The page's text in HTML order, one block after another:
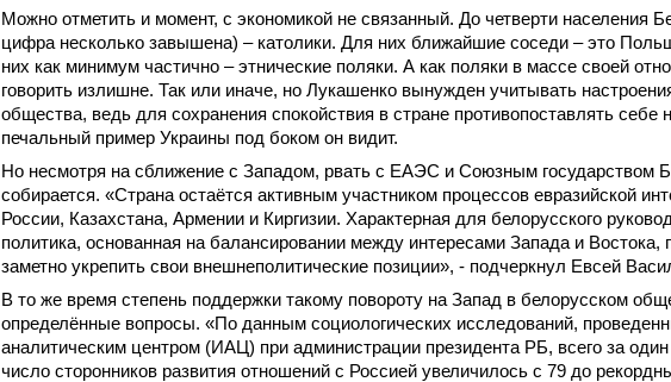
Можно отметить и момент, с экономикой не связанный. До четверти населения
цифра несколько завышена) – католики. Для них ближайшие соседи – это
них как минимум частично – этнические поляки. А как поляки в массе своей
говорить излишне. Так или иначе, но Лукашенко вынужден учитывать
общества, ведь для сохранения спокойствия в стране противопоставлять себе
печальный пример Украины под боком он видит.
Но несмотря на сближение с Западом, рвать с ЕАЭС и Союзным государством
собирается. «Страна остаётся активным участником процессов евразийской
России, Казахстана, Армении и Киргизии. Характерная для белорусского
политика, основанная на балансировании между интересами Запада и Востока,
заметно укрепить свои внешнеполитические позиции», - подчеркнул Евсей
В то же время степень поддержки такому повороту на Запад в белорусском
определённые вопросы. «По данным социологических исследований,
аналитическим центром (ИАЦ) при администрации президента РБ, всего за один
число сторонников развития отношений с Россией увеличилось с 79 до